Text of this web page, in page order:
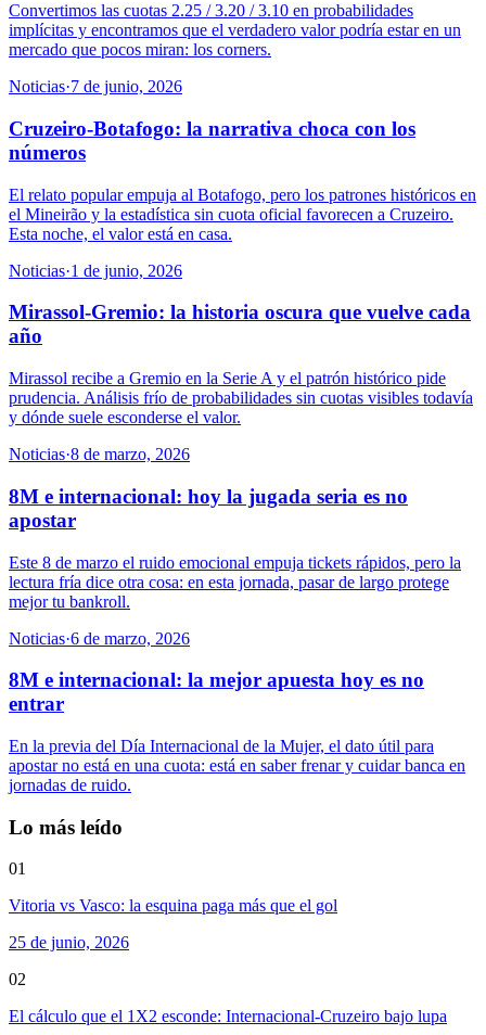
Convertimos las cuotas 2.25 / 3.20 / 3.10 en probabilidades
implícitas y encontramos que el verdadero valor podría estar en un
mercado que pocos miran: los corners.
Noticias·7 de junio, 2026
Cruzeiro-Botafogo: la narrativa choca con los
números
El relato popular empuja al Botafogo, pero los patrones históricos en
el Mineirão y la estadística sin cuota oficial favorecen a Cruzeiro.
Esta noche, el valor está en casa.
Noticias·1 de junio, 2026
Mirassol-Gremio: la historia oscura que vuelve cada
año
Mirassol recibe a Gremio en la Serie A y el patrón histórico pide
prudencia. Análisis frío de probabilidades sin cuotas visibles todavía
y dónde suele esconderse el valor.
Noticias·8 de marzo, 2026
8M e internacional: hoy la jugada seria es no
apostar
Este 8 de marzo el ruido emocional empuja tickets rápidos, pero la
lectura fría dice otra cosa: en esta jornada, pasar de largo protege
mejor tu bankroll.
Noticias·6 de marzo, 2026
8M e internacional: la mejor apuesta hoy es no
entrar
En la previa del Día Internacional de la Mujer, el dato útil para
apostar no está en una cuota: está en saber frenar y cuidar banca en
jornadas de ruido.
Lo más leído
01
Vitoria vs Vasco: la esquina paga más que el gol
25 de junio, 2026
02
El cálculo que el 1X2 esconde: Internacional-Cruzeiro bajo lupa